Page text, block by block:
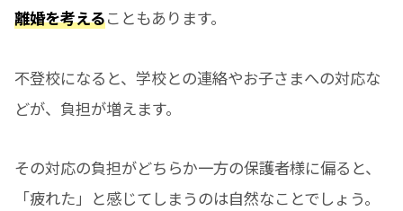
離婚を考えることもあります。
不登校になると、学校との連絡やお子さまへの対応な
どが、負担が増えます。
その対応の負担がどちらか一方の保護者様に偏ると、
「疲れた」と感じてしまうのは自然なことでしょう。